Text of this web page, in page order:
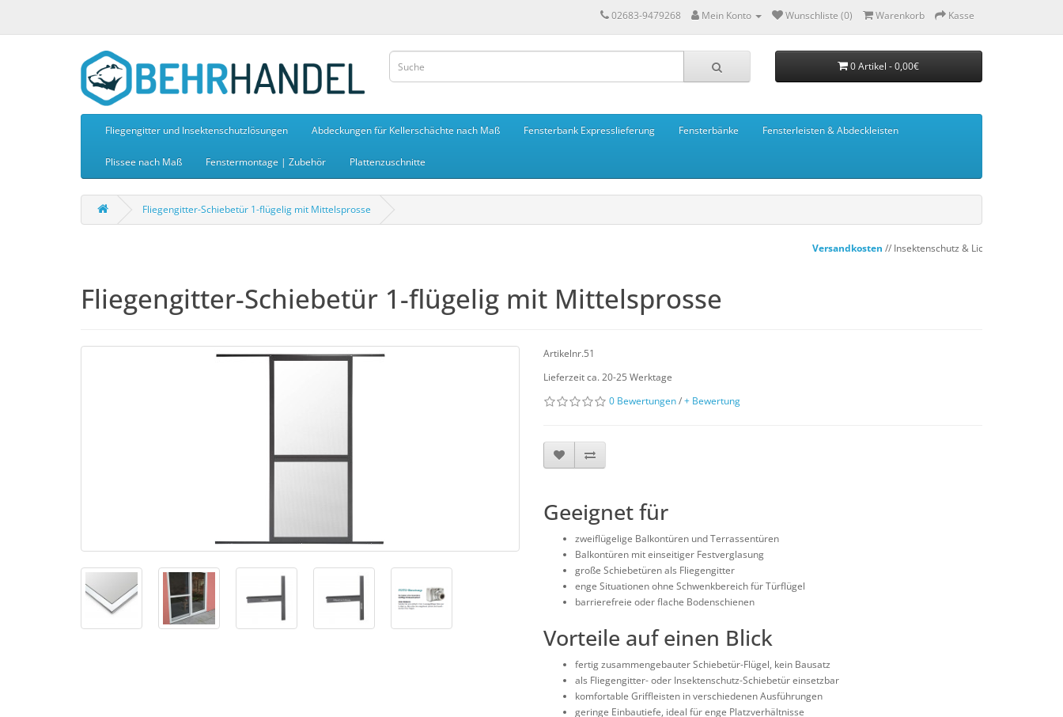
02683-9479268 Mein Konto Wunschliste (0) Warenkorb Kasse
0 Artikel - 0,00€
Fliegengitter und Insektenschutzlösungen Abdeckungen für Kellerschächte nach Maß Fensterbank Expresslieferung Fensterbänke Fensterleisten & Abdeckleisten
Plissee nach Maß Fenstermontage | Zubehör Plattenzuschnitte
Fliegengitter-Schiebetür 1-flügelig mit Mittelsprosse
Versandkosten// Insektenschutz &
Fliegengitter-Schiebetür 1-flügelig mit Mittelsprosse
Artikelnr.51
Lieferzeit ca. 20-25 Werktage
0 Bewertungen/+ Bewertung
Geeignet für
zweiflügelige Balkontüren und Terrassentüren
Balkontüren mit einseitiger Festverglasung
große Schiebetüren als Fliegengitter
enge Situationen ohne Schwenkbereich für Türflügel
barrierefreie oder flache Bodenschienen
Vorteile auf einen Blick
fertig zusammengebauter Schiebetür-Flügel, kein Bausatz
als Fliegengitter- oder Insektenschutz-Schiebetür einsetzbar
komfortable Griffleisten in verschiedenen Ausführungen
geringe Einbautiefe, ideal für enge Platzverhältnisse